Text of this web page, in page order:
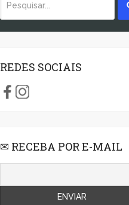
REDES SOCIAIS
✉ RECEBA POR E-MAIL